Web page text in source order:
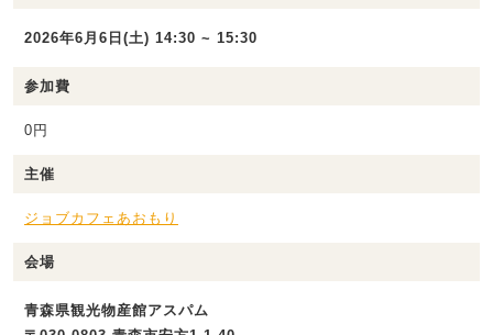
2026年6月6日(土) 14:30 ~ 15:30
参加費
0円
主催
ジョブカフェあおもり
会場
青森県観光物産館アスパム